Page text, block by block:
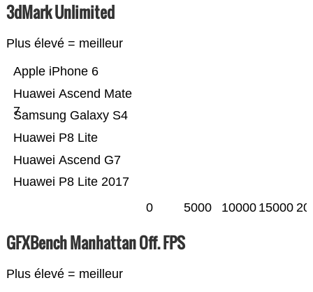
3dMark Unlimited
Plus élevé = meilleur
Huawei P8 Lite 2017
Huawei Ascend G7
Huawei P8 Lite
Samsung Galaxy S4
Huawei Ascend Mate
7
Apple iPhone 6
0 5000 10000 15000
GFXBench Manhattan Off. FPS
Plus élevé = meilleur